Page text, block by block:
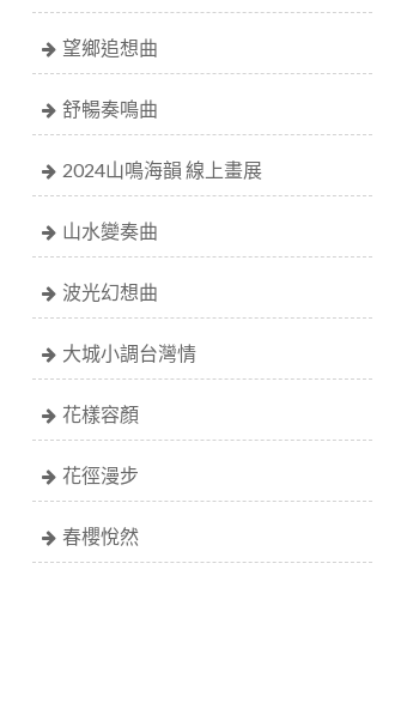
望鄉追想曲
舒暢奏鳴曲
2024山鳴海韻 線上畫展
山水變奏曲
波光幻想曲
大城小調台灣情
花樣容顏
花徑漫步
春櫻悅然